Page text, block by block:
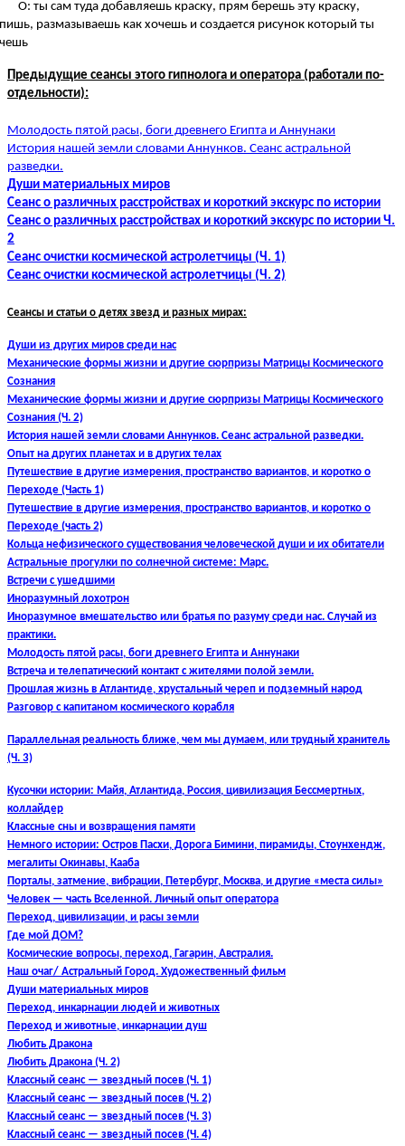
О: ты сам туда добавляешь краску, прям берешь эту краску,
размазываешь как хочешь и создается рисунок который ты
Предыдущие сеансы этого гипнолога и оператора (работали по-
отдельности):
Молодость пятой расы, боги древнего Египта и Аннунаки
История нашей земли словами Аннунков. Сеанс астральной
разведки.
Души материальных миров
Сеанс о различных расстройствах и короткий экскурс по истории
Сеанс о различных расстройствах и короткий экскурс по истории Ч.
2
Сеанс очистки космической астролетчицы (Ч. 1)
Сеанс очистки космической астролетчицы (Ч. 2)
Сеансы и статьи о детях звезд и разных мирах:
Души из других миров среди нас
Механические формы жизни и другие сюрпризы Матрицы Космического
Сознания
Механические формы жизни и другие сюрпризы Матрицы Космического
Сознания (Ч. 2)
История нашей земли словами Аннунков. Сеанс астральной разведки.
Опыт на других планетах и в других телах
Путешествие в другие измерения, пространство вариантов, и коротко о
Переходе (Часть 1)
Путешествие в другие измерения, пространство вариантов, и коротко о
Переходе (часть 2)
Кольца нефизического существования человеческой души и их обитатели
Астральные прогулки по солнечной системе: Марс.
Встречи с ушедшими
Иноразумный лохотрон
Иноразумное вмешательство или братья по разуму среди нас. Случай из
практики.
Молодость пятой расы, боги древнего Египта и Аннунаки
Встреча и телепатический контакт с жителями полой земли.
Прошлая жизнь в Атлантиде, хрустальный череп и подземный народ
Разговор с капитаном космического корабля
Параллельная реальность ближе, чем мы думаем, или трудный хранитель
(Ч. 3)
Кусочки истории: Майя, Атлантида, Россия, цивилизация Бессмертных,
коллайдер
Классные сны и возвращения памяти
Немного истории: Остров Пасхи, Дорога Бимини, пирамиды, Стоунхендж,
мегалиты Окинавы, Кааба
Порталы, затмение, вибрации, Петербург, Москва, и другие «места силы»
Человек — часть Вселенной. Личный опыт оператора
Переход, цивилизации, и расы земли
Где мой ДОМ?
Космические вопросы, переход, Гагарин, Австралия.
Наш очаг/ Астральный Город. Художественный фильм
Души материальных миров
Переход, инкарнации людей и животных
Переход и животные, инкарнации душ
Любить Дракона
Любить Дракона (Ч. 2)
Классный сеанс — звездный посев (Ч. 1)
Классный сеанс — звездный посев (Ч. 2)
Классный сеанс — звездный посев (Ч. 3)
Классный сеанс — звездный посев (Ч. 4)